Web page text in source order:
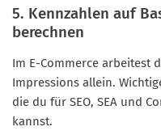
5. Kennzahlen auf
berechnen
Im E-Commerce arbeitest
Impressions allein.
die du für SEO, SEA und
kannst.